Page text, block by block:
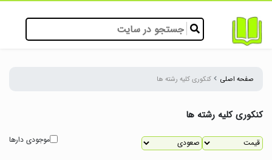
صفحه اصلی کنکوری کلیه رشته ها
کنکوری کلیه رشته ها
موجودی دارها